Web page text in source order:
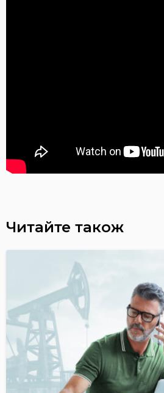
Читайте також